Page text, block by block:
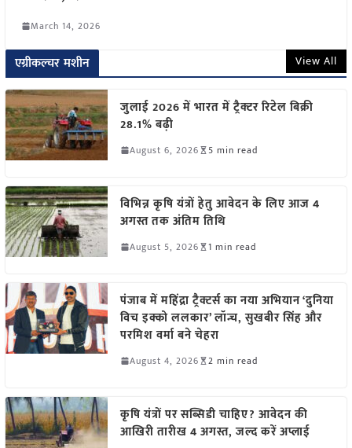
March 14, 2026
एग्रीकल्चर मशीन View All
जुलाई 2026 में भारत में ट्रैक्टर रिटेल बिक्री
28.1% बढ़ी
August 6, 2026 5 min read
विभिन्न कृषि यंत्रों हेतु आवेदन के लिए आज 4
अगस्त तक अंतिम तिथि
August 5, 2026 1 min read
पंजाब में महिंद्रा ट्रैक्टर्स का नया अभियान ‘दुनिया
विच इक्को ललकार’ लॉन्च, सुखबीर सिंह और
परमिश वर्मा बने चेहरा
August 4, 2026 2 min read
कृषि यंत्रों पर सब्सिडी चाहिए? आवेदन की
आखिरी तारीख 4 अगस्त, जल्द करें अप्लाई